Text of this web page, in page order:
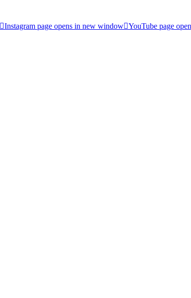
Instagram page opens in new window YouTube page